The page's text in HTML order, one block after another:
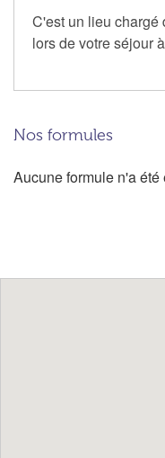
C'est un lieu chargé
lors de votre séjour à
Nos formules
Aucune formule n'a